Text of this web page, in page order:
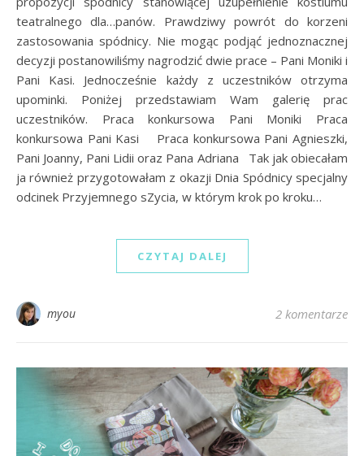
teatralnego dla…panów. Prawdziwy powrót do korzeni
zastosowania spódnicy. Nie mogąc podjąć jednoznacznej
decyzji postanowiliśmy nagrodzić dwie prace – Pani Moniki i
Pani Kasi. Jednocześnie każdy z uczestników otrzyma
upominki. Poniżej przedstawiam Wam galerię prac
uczestników. Praca konkursowa Pani Moniki Praca
konkursowa Pani Kasi Praca konkursowa Pani Agnieszki,
Pani Joanny, Pani Lidii oraz Pana Adriana Tak jak obiecałam
ja również przygotowałam z okazji Dnia Spódnicy specjalny
odcinek Przyjemnego sZycia, w którym krok po kroku…
CZYTAJ DALEJ
myou 2 komentarze